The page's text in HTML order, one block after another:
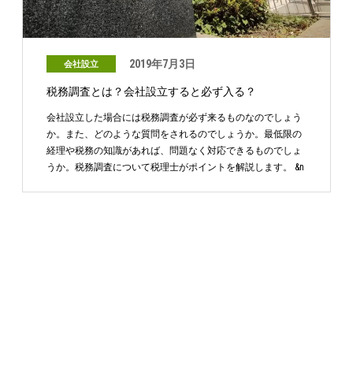
会社設立 2019年7月3日
税務調査とは？会社設立すると必ず入る？
会社設立した場合には税務調査が必ず来るものなのでしょう
か。また、どのような質問をされるのでしょうか。最低限の
経理や税務の知識があれば、問題なく対応できるものでしょ
うか。税務調査について税理士がポイントを解説します。 &n